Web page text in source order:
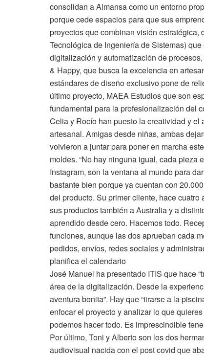
consolidan a Almansa como un entorno
porque cede espacios para que sus
proyectos que combinan visión
Tecnológica de Ingeniería de Sistemas)
digitalización y automatización de
& Happy, que busca la excelencia en
estándares de diseño exclusivo pone de
último proyecto, MAEA Estudios que son
fundamental para la profesionalización del
Celia y Rocío han puesto la creatividad y
artesanal. Amigas desde niñas, ambas
volvieron a juntar para poner en marcha
moldes. “No hay ninguna igual, cada pieza
Instagram, son la ventana al mundo para
bastante bien porque ya cuentan con
del producto. Su primer cliente, hace
sus productos también a Australia y a
aprendido desde cero. Hacemos todo.
funciones, aunque las dos aprueban cada
pedidos, envíos, redes sociales y
planifica el calendario
José Manuel ha presentado ITIS que hace
área de la digitalización. Desde la
aventura bonita”. Hay que “tirarse a la
enfocar el proyecto y analizar lo que
podemos hacer todo. Es imprescindible
Por último, Toni y Alberto son los dos
audiovisual nacida con el post covid que